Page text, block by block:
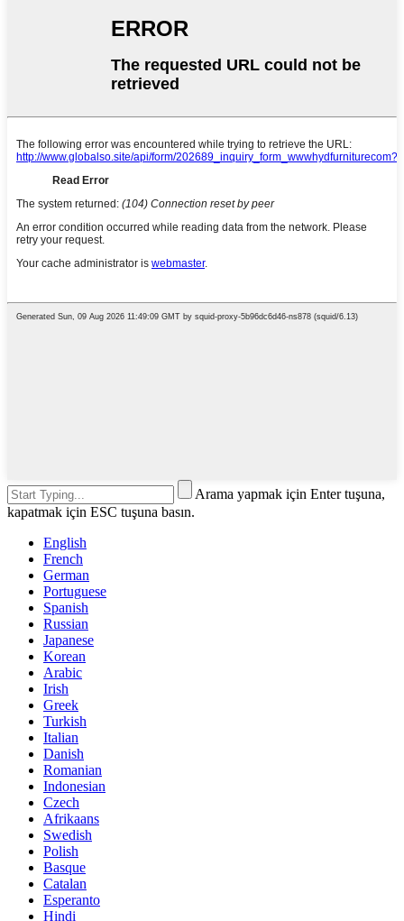
Arama yapmak için Enter tuşuna,
kapatmak için ESC tuşuna basın.
English
French
German
Portuguese
Spanish
Russian
Japanese
Korean
Arabic
Irish
Greek
Turkish
Italian
Danish
Romanian
Indonesian
Czech
Afrikaans
Swedish
Polish
Basque
Catalan
Esperanto
Hindi